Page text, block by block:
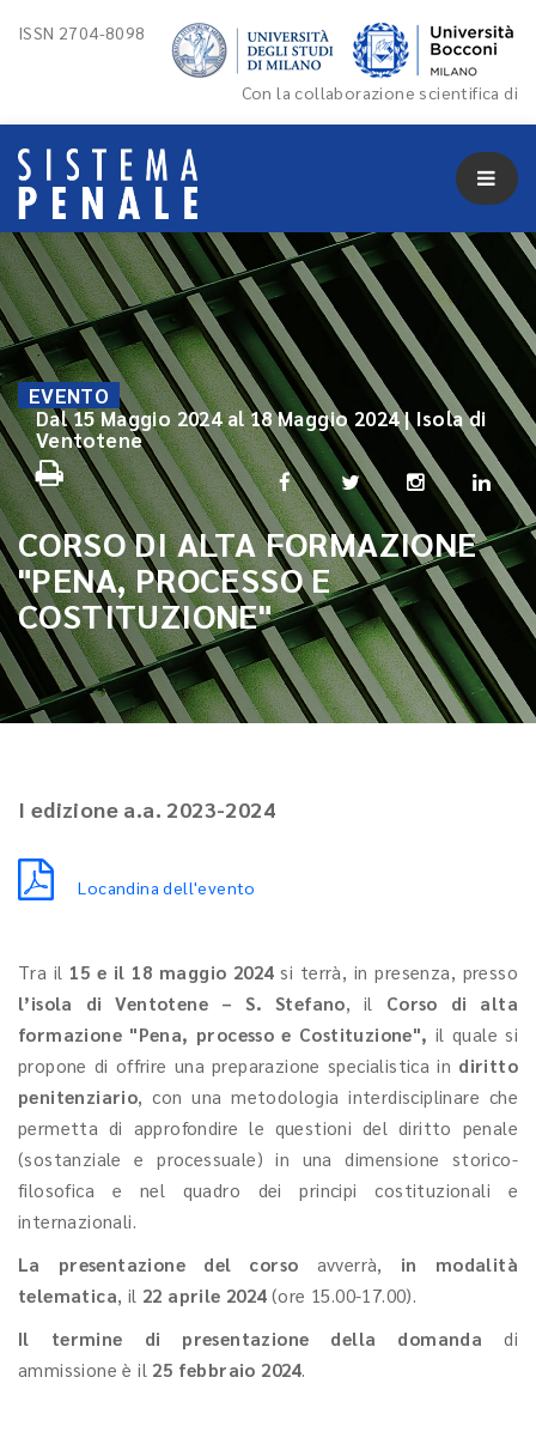
ISSN 2704-8098
Con la collaborazione scientifica di
EVENTO
Dal 15 Maggio 2024 al 18 Maggio 2024 | Isola di
Ventotene
CORSO DI ALTA FORMAZIONE
"PENA, PROCESSO E
COSTITUZIONE"
I edizione a.a. 2023-2024
Locandina dell'evento
Tra il 15 e il 18 maggio 2024si terrà, in presenza, presso
l’isola di Ventotene – S. Stefano, il Corso di alta
formazione "Pena, processo e Costituzione", il quale si
propone di offrire una preparazione specialistica in diritto
penitenziario, con una metodologia interdisciplinare che
permetta di approfondire le questioni del diritto penale
(sostanziale e processuale) in una dimensione storico-
filosofica e nel quadro dei principi costituzionali e
internazionali.
La presentazione del corso avverrà, in modalità
telematica, il 22 aprile 2024(ore 15.00-17.00).
Il termine di presentazione della domanda di
ammissione è il 25 febbraio 2024.